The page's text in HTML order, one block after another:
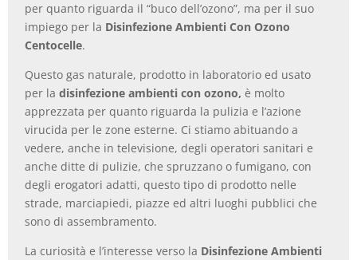
per quanto riguarda il “buco dell’ozono”, ma per il suo
impiego per la Disinfezione Ambienti Con Ozono
Centocelle.
Questo gas naturale, prodotto in laboratorio ed usato
per ladisinfezione ambienti con ozono,è molto
apprezzata per quanto riguarda la pulizia e l’azione
virucida per le zone esterne. Ci stiamo abituando a
vedere, anche in televisione, degli operatori sanitari e
anche ditte di pulizie, che spruzzano o fumigano, con
degli erogatori adatti, questo tipo di prodotto nelle
strade, marciapiedi, piazze ed altri luoghi pubblici che
sono di assembramento.
La curiosità e l’interesse verso la Disinfezione Ambienti